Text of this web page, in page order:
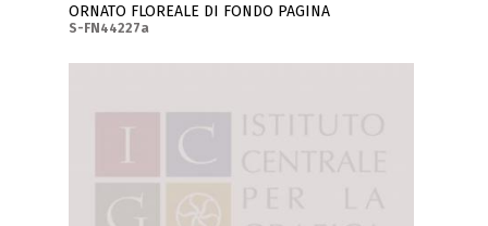
ORNATO FLOREALE DI FONDO PAGINA
S-FN44227a